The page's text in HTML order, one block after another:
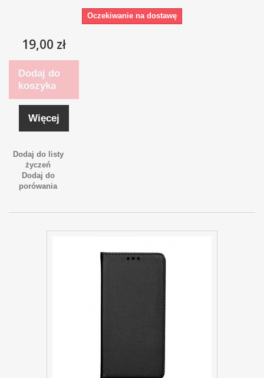
Oczekiwanie na dostawę
19,00 zł
Dodaj do
koszyka
Więcej
Dodaj do listy
życzeń
Dodaj do
porówania